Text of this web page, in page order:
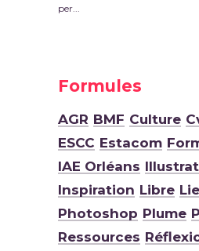
per...
Formules
AGR BMF Culture
ESCC Estacom
IAE Orléans
Inspiration Libre
Photoshop Plume
Ressources